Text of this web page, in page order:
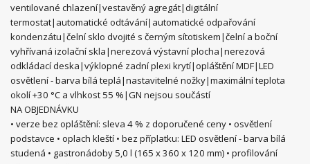
ventilované chlazení|vestavěný agregát|digitální
termostat|automatické odtávání|automatické odpařování
kondenzátu|čelní sklo dvojité s černým sítotiskem|čelní a boční
vyhřívaná izolační skla|nerezová výstavní plocha|nerezová
odkládací deska|výklopné zadní plexi krytí|opláštění MDF|LED
osvětlení - barva bílá teplá|nastavitelné nožky|maximální teplota
okolí +30 °C a vlhkost 55 %|GN nejsou součástí
NA OBJEDNÁVKU
• verze bez opláštění: sleva 4 % z doporučené ceny • osvětlení
podstavce • oplach kleští • bez příplatku: LED osvětlení - barva bílá
studená • gastronádoby 5,0 l (165 x 360 x 120 mm) • profilování